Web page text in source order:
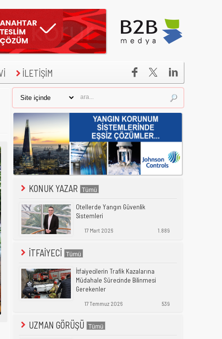
İLETİŞİM 

KONUK YAZAR
Otellerde Yangın Güvenlik
Sistemleri
17 Mart 2026 1.889
İTFAİYECİ
İtfaiyecilerin Trafik Kazalarına
Müdahale Sürecinde Bilinmesi
Gerekenler
17 Temmuz 2026 539
UZMAN GÖRÜŞÜ